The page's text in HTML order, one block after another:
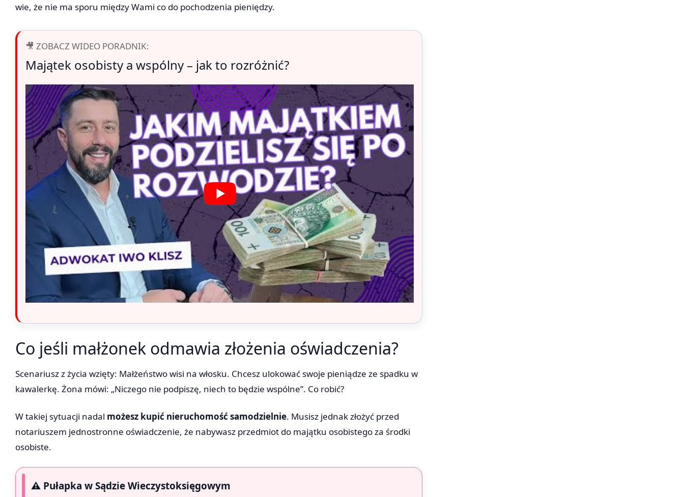
wie, że nie ma sporu między Wami co do pochodzenia pieniędzy.
🎥 ZOBACZ WIDEO PORADNIK:
Majątek osobisty a wspólny – jak to rozróżnić?
Co jeśli małżonek odmawia złożenia oświadczenia?
Scenariusz z życia wzięty: Małżeństwo wisi na włosku. Chcesz ulokować swoje pieniądze ze spadku w
kawalerkę. Żona mówi: „Niczego nie podpiszę, niech to będzie wspólne”. Co robić?
W takiej sytuacji nadal możesz kupić nieruchomość samodzielnie. Musisz jednak złożyć przed
notariuszem jednostronne oświadczenie, że nabywasz przedmiot do majątku osobistego za środki
osobiste.
⚠️ Pułapka w Sądzie Wieczystoksięgowym